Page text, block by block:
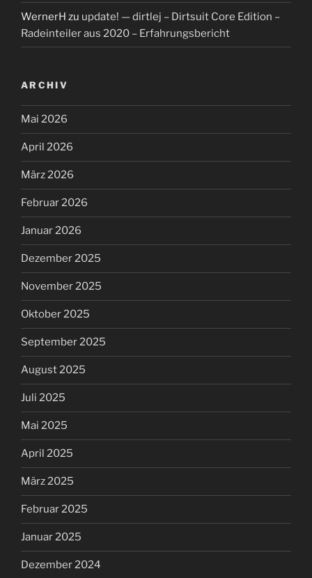
WernerH zu update! — dirtlej – Dirtsuit Core Edition –
Radeinteiler aus 2020 – Erfahrungsbericht
ARCHIV
Mai 2026
April 2026
März 2026
Februar 2026
Januar 2026
Dezember 2025
November 2025
Oktober 2025
September 2025
August 2025
Juli 2025
Mai 2025
April 2025
März 2025
Februar 2025
Januar 2025
Dezember 2024